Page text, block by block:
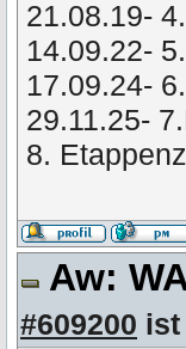
21.08.19-
14.09.22-
17.09.24-
29.11.25-
8.
Aw:
#609200 ist